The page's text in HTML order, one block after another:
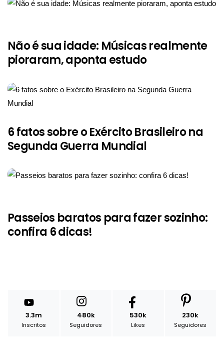
Não é sua idade: Músicas realmente
pioraram, aponta estudo
6 fatos sobre o Exército Brasileiro na
Segunda Guerra Mundial
Passeios baratos para fazer sozinho:
confira 6 dicas!
3.3m
Inscritos
480k
Seguidores
530k
Likes
230k
Seguidores